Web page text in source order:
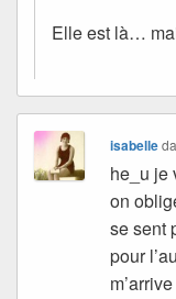
Elle est là…
isabelle
he_u je
on
se sent
pour